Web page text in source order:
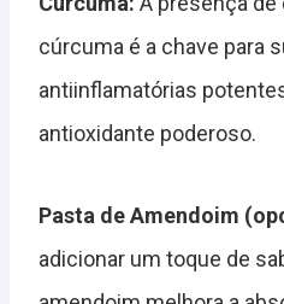
cúrcuma é a chave para
antiinflamatórias
antioxidante poderoso.
Pasta de Amendoim
adicionar um toque de